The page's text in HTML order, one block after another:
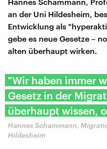
an der Uni Hildesheim,
Entwicklung als
gebe es neue Gesetze –
alten überhaupt wirken.
"Wir haben immer
Gesetz in der
überhaupt wissen,
Hannes Schammann,
Hildesheim